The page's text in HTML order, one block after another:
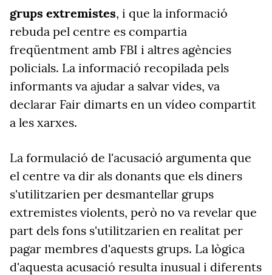
grups extremistes, i que la informació
rebuda pel centre es compartia
freqüentment amb FBI i altres agències
policials. La informació recopilada pels
informants va ajudar a salvar vides, va
declarar Fair dimarts en un vídeo compartit
a les xarxes.
La formulació de l'acusació argumenta que
el centre va dir als donants que els diners
s'utilitzarien per desmantellar grups
extremistes violents, però no va revelar que
part dels fons s'utilitzarien en realitat per
pagar membres d'aquests grups. La lògica
d'aquesta acusació resulta inusual i diferents